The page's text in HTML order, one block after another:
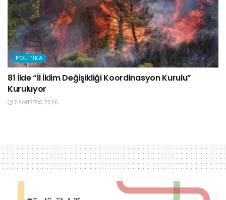
POLITIKA
81 İlde “İl İklim Değişikliği Koordinasyon Kurulu”
Kuruluyor
7 AĞUSTOS 2026